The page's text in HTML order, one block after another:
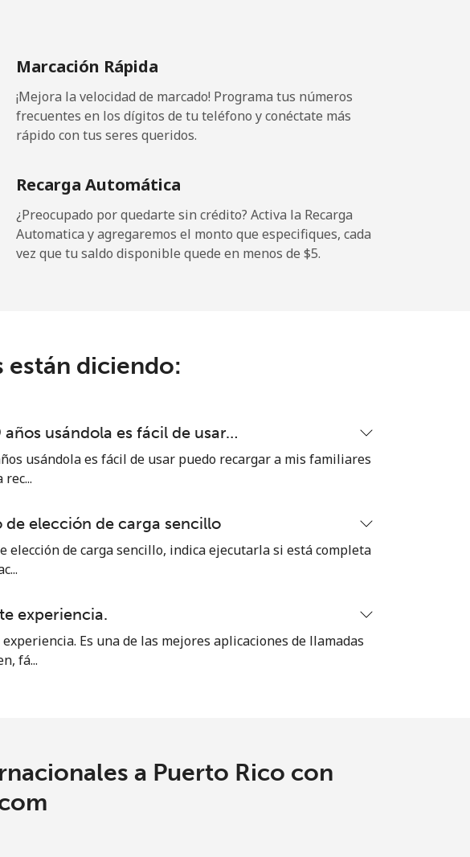
por ⁦$10⁩
por ⁦$10⁩
por ⁦$10⁩
por ⁦$10⁩
por ⁦$10⁩
por ⁦$10⁩
Marcación Rápida
¡Mejora la velocidad de marcado! Programa tus números
frecuentes en los dígitos de tu teléfono y conéctate más
rápido con tus seres queridos.
Recarga Automática
¿Preocupado por quedarte sin crédito? Activa la Recarga
Automatica y agregaremos el monto que especifiques, cada
vez que tu saldo disponible quede en menos de ⁦$5⁩.
están diciendo:
años usándola es fácil de usar…
usándola es fácil de usar puedo recargar a mis familiares
rec...
de elección de carga sencillo
elección de carga sencillo, indica ejecutarla si está completa
experiencia.
experiencia. Es una de las mejores aplicaciones de llamadas
fá...
a Puerto Rico con